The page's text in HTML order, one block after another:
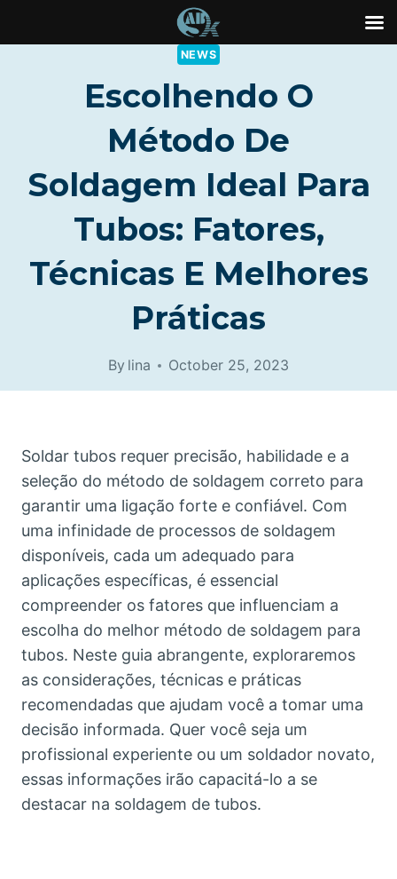
NEWS
Escolhendo O
Método De
Soldagem Ideal Para
Tubos: Fatores,
Técnicas E Melhores
Práticas
By lina October 25, 2023
Soldar tubos requer precisão, habilidade e a
seleção do método de soldagem correto para
garantir uma ligação forte e confiável. Com
uma infinidade de processos de soldagem
disponíveis, cada um adequado para
aplicações específicas, é essencial
compreender os fatores que influenciam a
escolha do melhor método de soldagem para
tubos. Neste guia abrangente, exploraremos
as considerações, técnicas e práticas
recomendadas que ajudam você a tomar uma
decisão informada. Quer você seja um
profissional experiente ou um soldador novato,
essas informações irão capacitá-lo a se
destacar na soldagem de tubos.